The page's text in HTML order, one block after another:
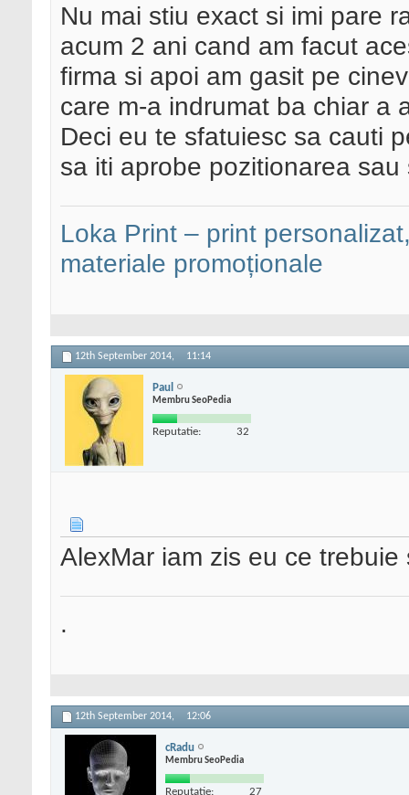
Nu mai stiu exact si imi pare
acum 2 ani cand am facut
firma si apoi am gasit pe
care m-a indrumat ba chiar a
Deci eu te sfatuiesc sa cauti
sa iti aprobe pozitionarea
Loka Print – print
materiale promoționale
12th September 2014, 11:14
Paul
Membru SeoPedia
Reputatie: 32
AlexMar iam zis eu ce
.
12th September 2014, 12:06
cRadu
Membru SeoPedia
Reputatie: 27